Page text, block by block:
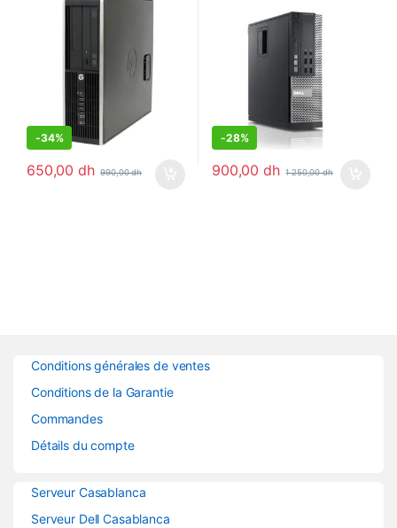
-34%
650,00dh 990,00dh
-28%
900,00dh 1 250,00dh
Conditions générales de ventes
Conditions de la Garantie
Commandes
Détails du compte
Serveur Casablanca
Serveur Dell Casablanca